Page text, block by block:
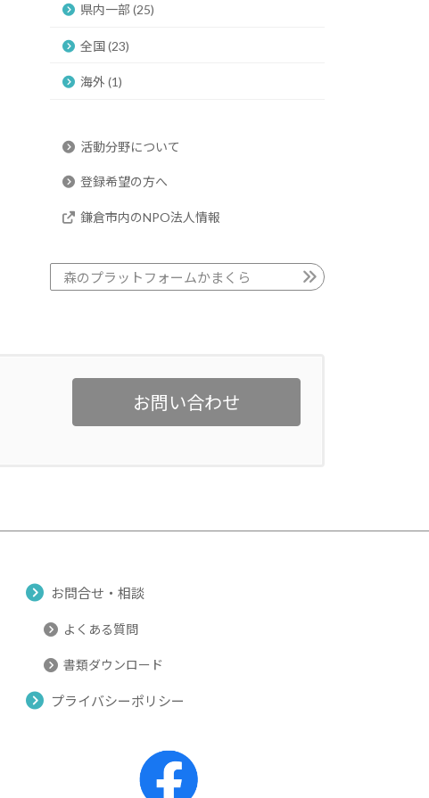
県内一部 (25)
全国 (23)
海外 (1)
活動分野について
登録希望の方へ
鎌倉市内のNPO法人情報
森のプラットフォームかまくら
お問い合わせ
お問合せ・相談
よくある質問
書類ダウンロード
プライバシーポリシー